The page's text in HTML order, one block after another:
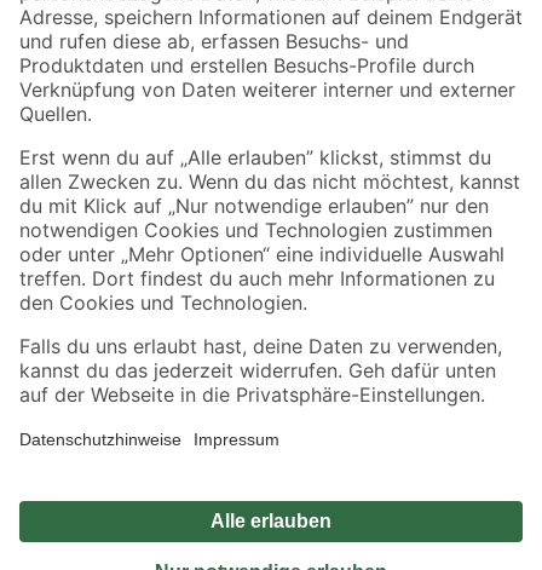
Zahlungsarten Versandarten
Sicher einkaufen
Jetzt die toom-App herunterladen
Alle Preisangaben in EUR inkl. gesetzl. MwSt.. Die dargestellten Angebote sind unter
Umständen nicht in allen Märkten verfügbar. Die angegebenen Verfügbarkeiten beziehen
Produkte nur solange der Vorrat reicht.
*Paketversand ab 59 € versandkostenfrei, gilt nicht für Artikel mit Speditionsversand, hier
Privatsphäre Impressum
Nutzungsbedingungen
Widerrufsrecht
Vertrag widerrufen